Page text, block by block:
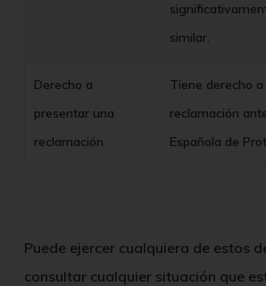
similar.
Derecho a
presentar una
reclamación
Tiene derecho
reclamación
Española de
Puede ejercer cualquiera de estos
consultar cualquier situación que